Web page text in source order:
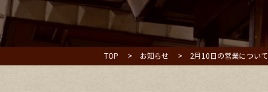
TOP お知らせ 2月10日の営業について